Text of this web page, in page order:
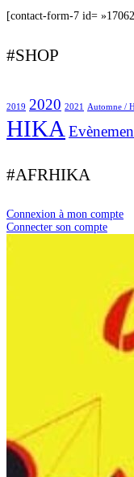
[contact-form-7 id=
#SHOP
2019 2020 2021 Automne /
HIKA
#AFRHIKA
Connexion à mon compte
Connecter son compte